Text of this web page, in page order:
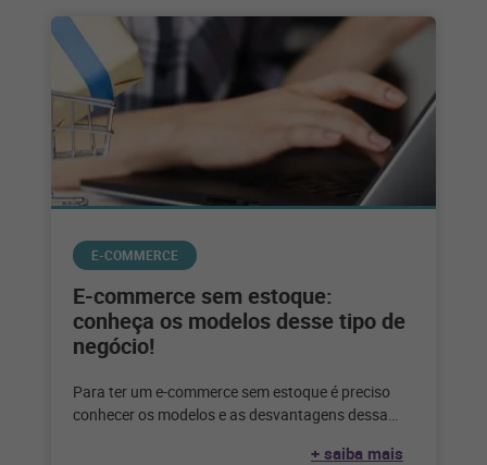
E-COMMERCE
E-commerce sem estoque:
conheça os modelos desse tipo de
negócio!
Para ter um e-commerce sem estoque é preciso
conhecer os modelos e as desvantagens dessa
+ saiba mais